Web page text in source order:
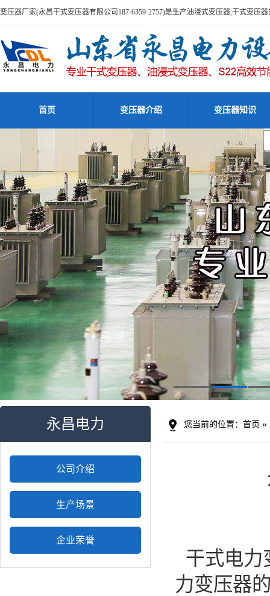
变压器厂家(永昌干式变压器有限公司187-6359-2757)是生产油浸式变压器,干式变压
首页 变压器介绍 变压器知识
永昌电力
公司介绍
生产场景
企业荣誉
您当前的位置： 首页 »
干式电力
力变压器